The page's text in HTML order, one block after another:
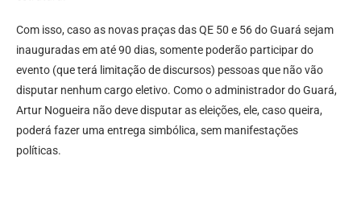
Com isso, caso as novas praças das QE 50 e 56 do Guará sejam
inauguradas em até 90 dias, somente poderão participar do
evento (que terá limitação de discursos) pessoas que não vão
disputar nenhum cargo eletivo. Como o administrador do Guará,
Artur Nogueira não deve disputar as eleições, ele, caso queira,
poderá fazer uma entrega simbólica, sem manifestações
políticas.